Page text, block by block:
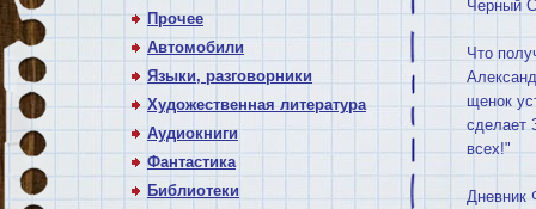
Прочее
Автомобили
Языки, разговорники
Художественная литература
Аудиокниги
Фантастика
Библиотеки
Черный
Что
щенок
сделает
всех!"
Дневник